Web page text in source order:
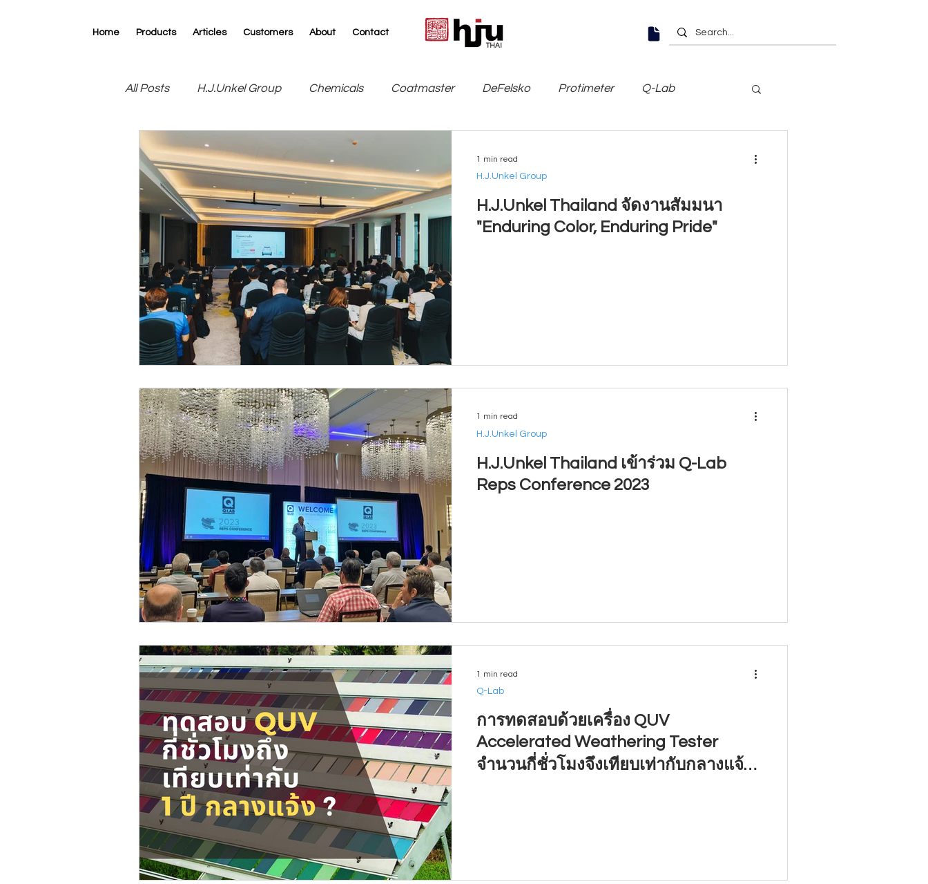
Home Products Articles Customers About Contact
THAI
All Posts H.J.Unkel Group Chemicals Coatmaster DeFelsko Protimeter Q-Lab
R.D.Specialties
H.J.Unkel Thailand จัดงานสัมมนา
"Enduring Color, Enduring Pride"
H.J.Unkel Group
1 min read
H.J.Unkel Thailand เข้าร่วม Q-Lab
Reps Conference 2023
H.J.Unkel Group
1 min read
การทดสอบด้วยเครื่อง QUV
Accelerated Weathering Tester
จำนวนกี่ชั่วโมงจึงเทียบเท่ากับกลางแจ้ง
Q-Lab
1 min read